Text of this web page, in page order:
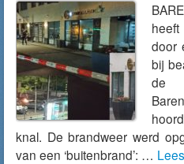
door
bij
de
knal. De brandweer werd
van een ‘buitenbrand’: …